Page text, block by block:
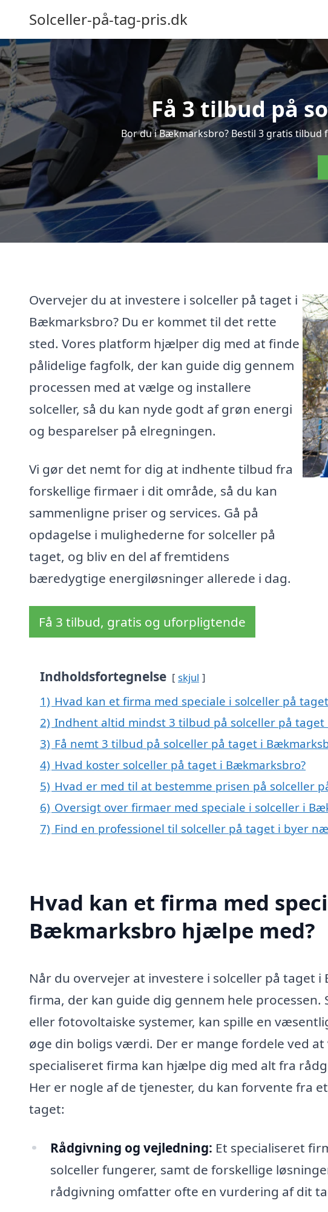
Solceller-på-tag-pris.dk
Få 3 tilbud på
Bor du i Bækmarksbro? Bestil 3 gratis
Overvejer du at investere i solceller på taget i
Bækmarksbro? Du er kommet til det rette
sted. Vores platform hjælper dig med at finde
pålidelige fagfolk, der kan guide dig gennem
processen med at vælge og installere
solceller, så du kan nyde godt af grøn energi
og besparelser på elregningen.
Vi gør det nemt for dig at indhente tilbud fra
forskellige firmaer i dit område, så du kan
sammenligne priser og services. Gå på
opdagelse i mulighederne for solceller på
taget, og bliv en del af fremtidens
bæredygtige energiløsninger allerede i dag.
Få 3 tilbud, gratis og uforpligtende
Indholdsfortegnelse skjul
1) Hvad kan et firma med speciale i solceller på
2) Indhent altid mindst 3 tilbud på solceller på
3) Få nemt 3 tilbud på solceller på taget i
4) Hvad koster solceller på taget i Bækmarksbro?
5) Hvad er med til at bestemme prisen på solceller
6) Oversigt over firmaer med speciale i solceller i
7) Find en professionel til solceller på taget i byer
Hvad kan et firma med
Bækmarksbro hjælpe med?
Når du overvejer at investere i solceller på taget
firma, der kan guide dig gennem hele processen.
eller fotovoltaiske systemer, kan spille en
øge din boligs værdi. Der er mange fordele ved
specialiseret firma kan hjælpe dig med alt fra
Her er nogle af de tjenester, du kan forvente fra
taget:
Rådgivning og vejledning: Et specialiseret
solceller fungerer, samt de forskellige
rådgivning omfatter ofte en vurdering af dit